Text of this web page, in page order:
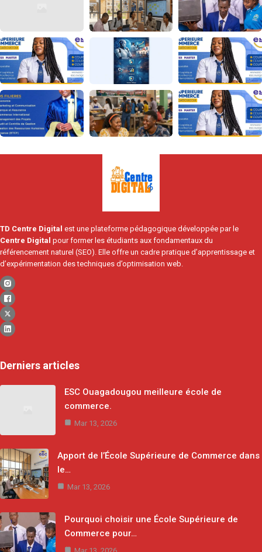
TD Centre Digital est une plateforme pédagogique développée par le
Centre Digital pour former les étudiants aux fondamentaux du
référencement naturel (SEO). Elle offre un cadre pratique d’apprentissage et
d’expérimentation des techniques d’optimisation web.
Derniers articles
ESC Ouagadougou meilleure école de
commerce.
Mar 13, 2026
Apport de l’École Supérieure de Commerce dans
le…
Mar 13, 2026
Pourquoi choisir une École Supérieure de
Commerce pour…